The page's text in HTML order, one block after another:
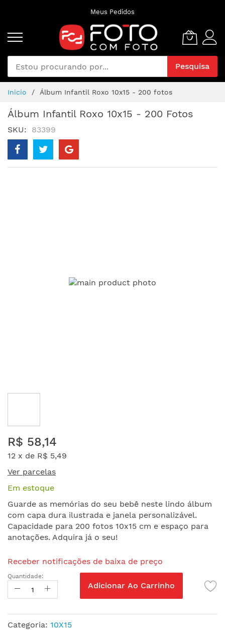
conteúdo
Meus Pedidos
Pesquisa
Inicio Álbum Infantil Roxo 10x15 - 200 fotos
Álbum Infantil Roxo 10x15 - 200 Fotos
SKU 83399
para
o
da
Galeria
imagens
R$ 58,14
12 x de R$ 5,49
Ver parcelas
Em estoque
Guarde as memórias do seu bebê neste lindo álbum
com capa dura ilustrada e janela personalizável.
Capacidade para 200 fotos 10x15 cm e espaço para
anotações. Adquira já o seu!
Receber notificações de baixa de preço
Quantidade:
Adicionar Ao Carrinho
Categoria: 10X15